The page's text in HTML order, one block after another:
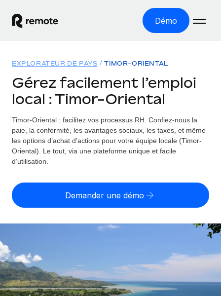
Démo
EMPLOI À L’INTERNATIONAL
Paie multipays
Gérez la paie facilement et en toute conformité
Employer of record
Développez-vous à l’international sans frais liés aux
Pilotage 360 des freelances
Gestion des freelances
PEO
Sous-traitez les opérations complexes liées à l’emploi
Solutions
COUVERTURE MONDIALE
Explorateur de pays
Toutes les informations sur l’emploi à l’international,
pays par pays
Explorateur des États-Unis (par État)
Simplifiez l’embauche à travers les différents États des
États-Unis
CROISSANCE
Start-ups
Ressources
OUTILS & CALCULATEURS
Outil de calcul du risque de requalification de
Calculateur du coût des employés
Calculateur de paiement des freelances
Découvrez les devises disponibles et les vitesses de
paiement pour vos freelances internationaux
Tarification
Français
Deutsch
EXPLORATEUR DE PAYS TIMOR-ORIENTAL
Gérez facilement l’emploi
local : Timor-Oriental
Timor-Oriental : facilitez vos processus RH. Confiez-nous la
paie, la conformité, les avantages sociaux, les taxes, et même
les options d’achat d’actions pour votre équipe locale (Timor-
Oriental). Le tout, via une plateforme unique et facile
d’utilisation.
Demander une démo